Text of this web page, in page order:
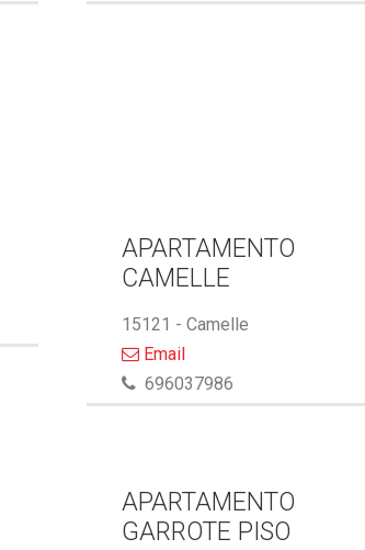
APARTAMENTO
CAMELLE
15121 - Camelle
Email
696037986
APARTAMENTO
GARROTE PISO